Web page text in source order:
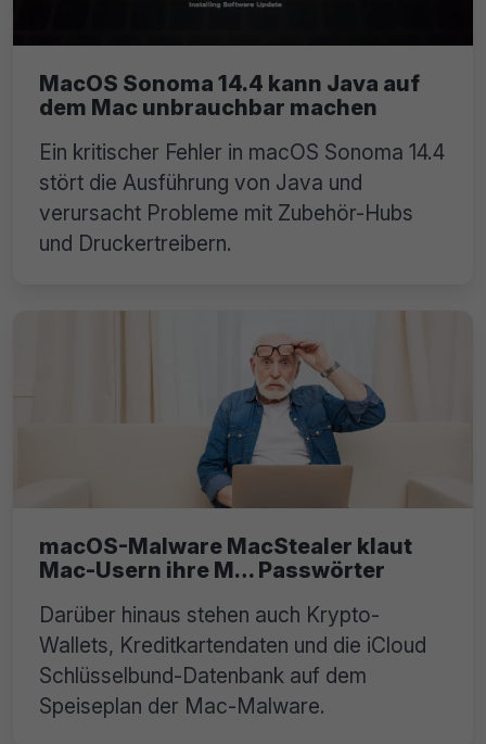
MacOS Sonoma 14.4 kann Java auf
dem Mac unbrauchbar machen
Ein kritischer Fehler in macOS Sonoma 14.4
stört die Ausführung von Java und
verursacht Probleme mit Zubehör-Hubs
und Druckertreibern.
macOS-Malware MacStealer klaut
Mac-Usern ihre M… Passwörter
Darüber hinaus stehen auch Krypto-
Wallets, Kreditkartendaten und die iCloud
Schlüsselbund-Datenbank auf dem
Speiseplan der Mac-Malware.